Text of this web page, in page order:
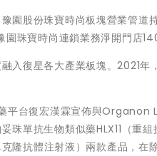
園股份珠寶時尚板塊營業管
園珠寶時尚連鎖業務淨開門店
入復星各大產業板塊。2021
平台復宏漢霖宣佈與
珠單抗生物類似藥HLX11（重
隆抗體注射液）兩款產品，在